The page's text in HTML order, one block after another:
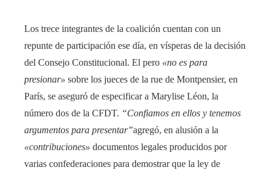
Los trece integrantes de la coalición cuentan con un
repunte de participación ese día, en vísperas de la decisión
del Consejo Constitucional. El pero «no es para
presionar» sobre los jueces de la rue de Montpensier, en
París, se aseguró de especificar a Marylise Léon, la
número dos de la CFDT. “Confiamos en ellos y tenemos
argumentos para presentar”agregó, en alusión a la
«contribuciones» documentos legales producidos por
varias confederaciones para demostrar que la ley de